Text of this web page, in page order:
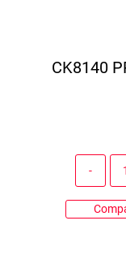
CK8140